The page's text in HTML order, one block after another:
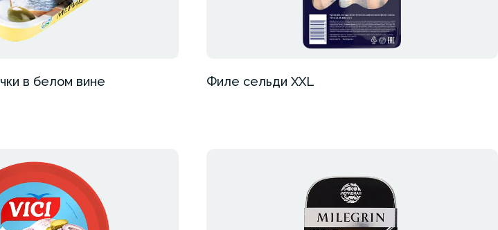
в белом вине Филе сельди XXL